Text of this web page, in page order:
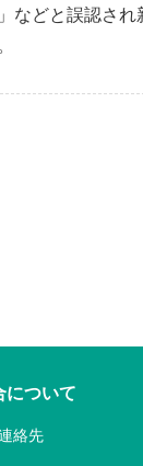
などと誤認さ
について
絡先